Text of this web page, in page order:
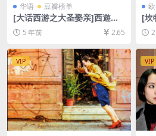
华语 豆瓣榜单
[大话西游之大圣娶亲]西遊記
大結局之仙履奇緣 (1995)[百
度网盘+迅雷云盘资源1080P
语中字]
5 年前 2.65
[坎
i
盘
VIP VIP